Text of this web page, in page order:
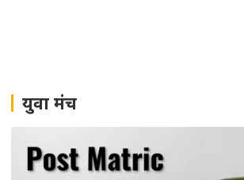
युवा मंच